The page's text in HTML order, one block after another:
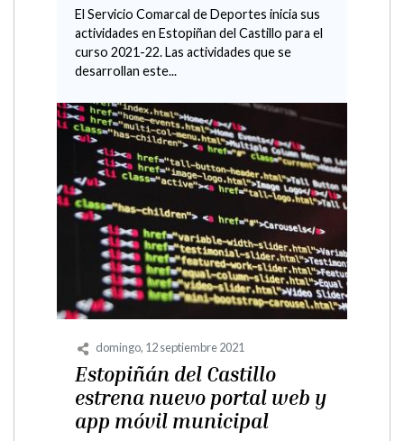
El Servicio Comarcal de Deportes inicia sus
actividades en Estopiñan del Castillo para el
curso 2021-22. Las actividades que se
desarrollan este...
domingo, 12 septiembre 2021
Estopiñán del Castillo
estrena nuevo portal web y
app móvil municipal